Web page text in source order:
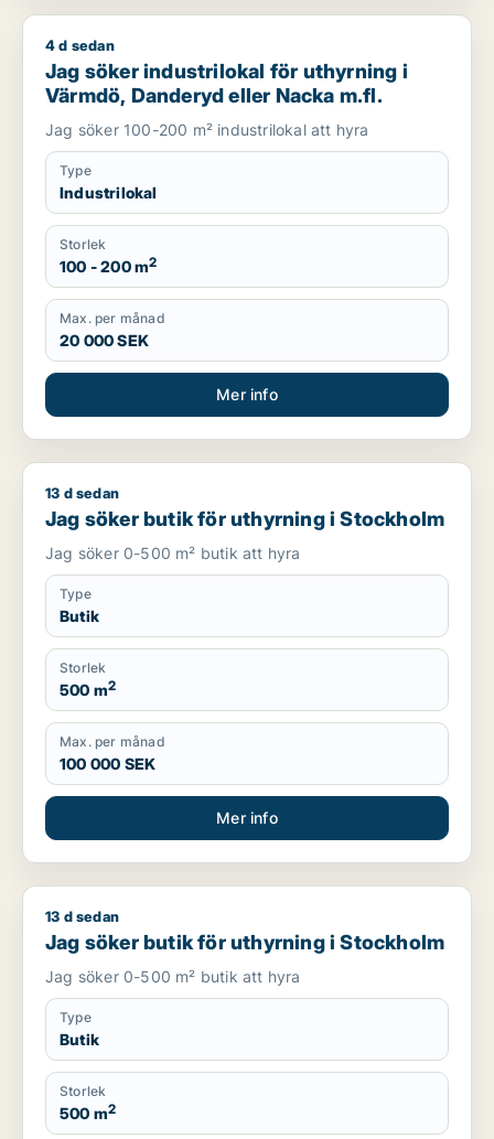
Jag söker industrilokal för uthyrning i Värmdö, Danderyd
4 d sedan
Jag söker industrilokal för uthyrning i
Värmdö, Danderyd eller Nacka m.fl.
Jag söker 100-200 m² industrilokal att hyra
Type
Industrilokal
Storlek
100 - 200 m2
Max. per månad
20 000 SEK
Mer info
Jag söker butik för uthyrning i Stockholm
13 d sedan
Jag söker butik för uthyrning i Stockholm
Jag söker 0-500 m² butik att hyra
Type
Butik
Storlek
500 m2
Max. per månad
100 000 SEK
Mer info
Jag söker butik för uthyrning i Stockholm
13 d sedan
Jag söker butik för uthyrning i Stockholm
Jag söker 0-500 m² butik att hyra
Type
Butik
Storlek
500 m2